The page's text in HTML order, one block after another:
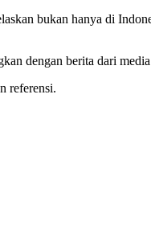
bukan hanya di
dengan berita dari
referensi.